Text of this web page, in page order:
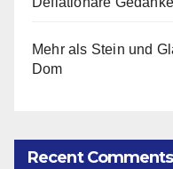
Mehr als Stein und
Dom
Recent Comments